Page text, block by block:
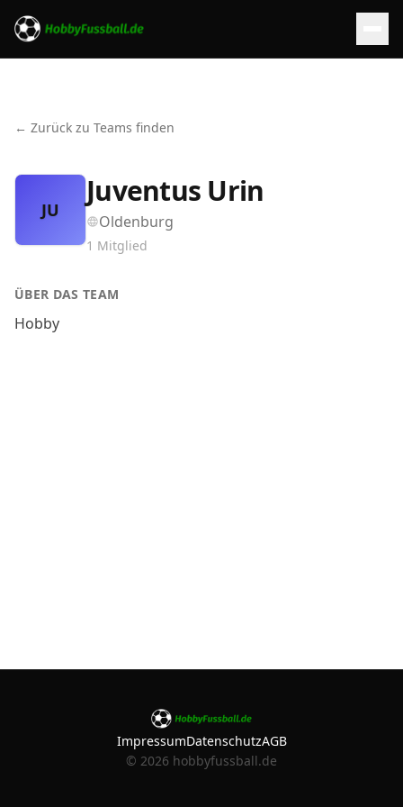
← Zurück zu Teams finden
JU
Juventus Urin
Oldenburg
1 Mitglied
ÜBER DAS TEAM
Hobby
ImpressumDatenschutzAGB
© 2026 hobbyfussball.de